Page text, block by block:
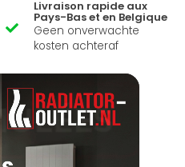
Livraison rapide aux
Pays-Bas et en Belgique
Geen onverwachte
kosten achteraf